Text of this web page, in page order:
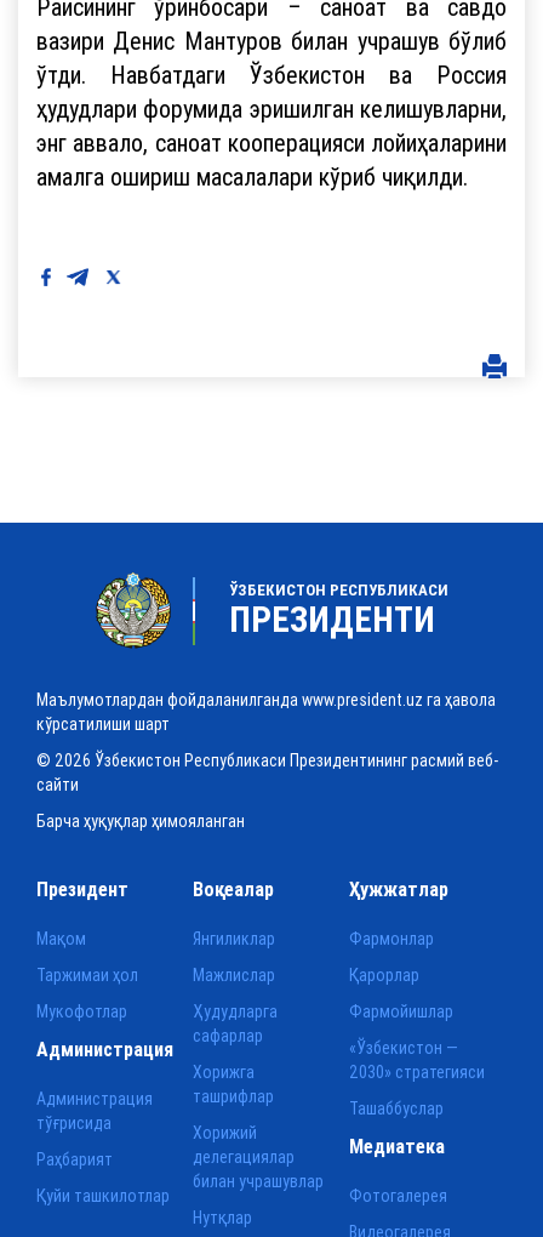
Раисининг ўринбосари – саноат ва савдо
вазири Денис Мантуров билан учрашув бўлиб
ўтди. Навбатдаги Ўзбекистон ва Россия
ҳудудлари форумида эришилган келишувларни,
энг аввало, саноат кооперацияси лойиҳаларини
амалга ошириш масалалари кўриб чиқилди.
ЎЗБЕКИСТОН РЕСПУБЛИКАСИ
ПРЕЗИДЕНТИ
Маълумотлардан фойдаланилганда www.president.uz га ҳавола
кўрсатилиши шарт
© 2026 Ўзбекистон Республикаси Президентининг расмий веб-
сайти
Барча ҳуқуқлар ҳимояланган
Президент
Мақом
Таржимаи ҳол
Мукофотлар
Воқеалар
Янгиликлар
Мажлислар
Ҳудудларга
сафарлар
Хорижга
ташрифлар
Хорижий
делегациялар
билан учрашувлар
Нутқлар
Ҳужжатлар
Фармонлар
Қарорлар
Фармойишлар
«Ўзбекистон —
2030» стратегияси
Ташаббуслар
Администрация
Администрация
тўғрисида
Раҳбарият
Қуйи ташкилотлар
Медиатека
Фотогалерея
Видеогалерея